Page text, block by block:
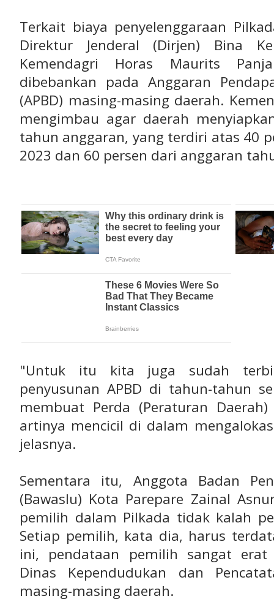
Terkait biaya penyelenggaraan
Direktur Jenderal (Dirjen) Bina
Kemendagri Horas Maurits
dibebankan pada Anggaran
(APBD) masing-masing daerah.
mengimbau agar daerah
tahun anggaran, yang terdiri atas 40
2023 dan 60 persen dari anggaran
"Untuk itu kita juga sudah
penyusunan APBD di tahun-tahun
membuat Perda (Peraturan
artinya mencicil di dalam
jelasnya.
Sementara itu, Anggota Badan
(Bawaslu) Kota Parepare Zainal
pemilih dalam Pilkada tidak kalah
Setiap pemilih, kata dia, harus
ini, pendataan pemilih sangat
Dinas Kependudukan dan
masing-masing daerah.